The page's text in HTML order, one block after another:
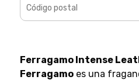
Ferragamo Intense
Ferragamoes una